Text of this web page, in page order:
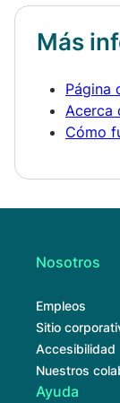
Más
Página
Acerca
Cómo
Nosotros
Empleos
Sitio
Accesibilidad
Nuestros
Ayuda